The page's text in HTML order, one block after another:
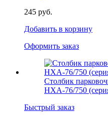
245 руб.
Добавить в корзину
Оформить заказ
Столбик
НХА-76/750
Быстрый заказ